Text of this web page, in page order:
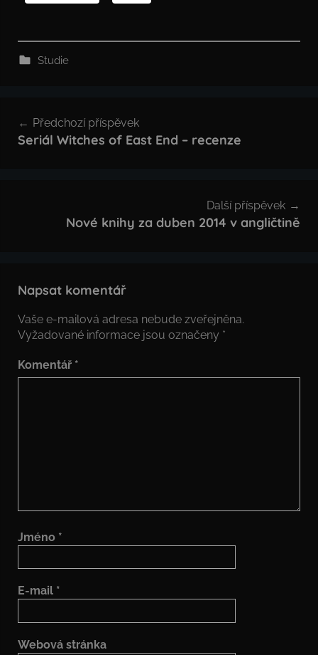
Studie
pro
Předchozí příspěvek
Seriál Witches of East End – recenze
Další příspěvek
Nové knihy za duben 2014 v angličtině
Napsat komentář
Vaše e-mailová adresa nebude zveřejněna.
Vyžadované informace jsou označeny *
Komentář *
Jméno *
E-mail *
Webová stránka